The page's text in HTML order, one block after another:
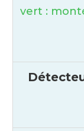
vert :